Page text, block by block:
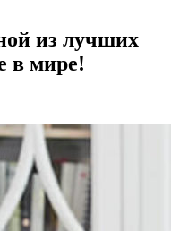
из лучших
в мире!